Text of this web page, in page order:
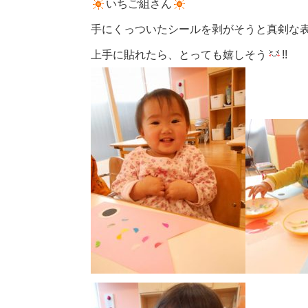
いちご組さん
手にくっついたシールを剥がそうと真剣な
上手に貼れたら、とっても嬉しそう !!